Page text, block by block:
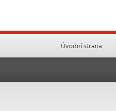
Úvodní strana